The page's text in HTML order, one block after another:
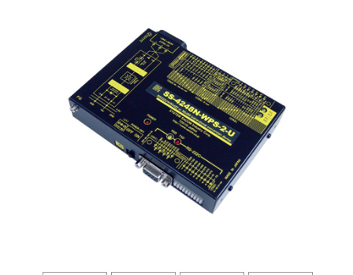
お客様サポート
会社情報
お問い合わせ